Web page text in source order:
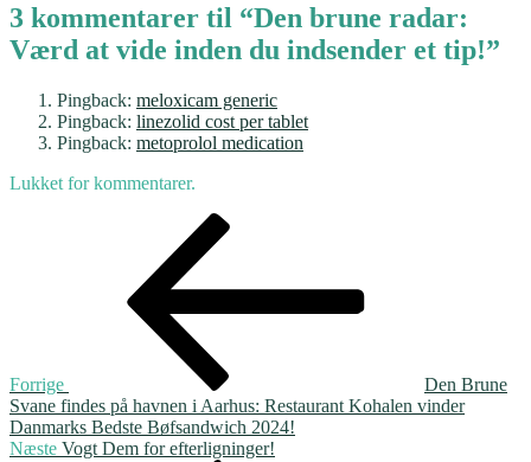
3 kommentarer til “Den brune radar:
Værd at vide inden du indsender et tip!”
Pingback: meloxicam generic
Pingback: linezolid cost per tablet
Pingback: metoprolol medication
Lukket for kommentarer.
Indlægsnavigation
Forrige
Den Brune
Svane findes på havnen i Aarhus: Restaurant Kohalen vinder
Danmarks Bedste Bøfsandwich 2024!
Næste
Næste Vogt Dem for efterligninger!